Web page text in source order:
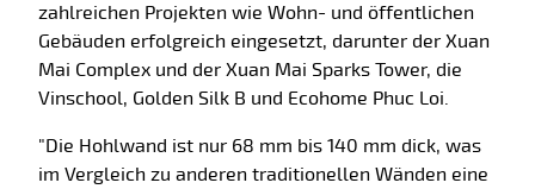
zahlreichen Projekten wie Wohn- und öffentlichen
Gebäuden erfolgreich eingesetzt, darunter der Xuan
Mai Complex und der Xuan Mai Sparks Tower, die
Vinschool, Golden Silk B und Ecohome Phuc Loi.
"Die Hohlwand ist nur 68 mm bis 140 mm dick, was
im Vergleich zu anderen traditionellen Wänden eine